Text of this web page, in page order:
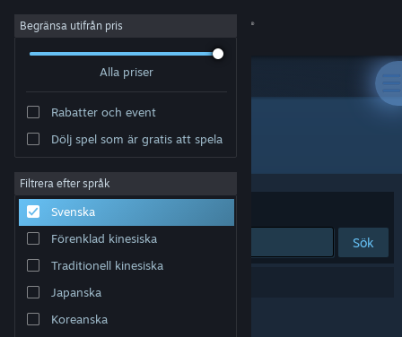
Logga in
Om
Support
Byt språk
Skaffa Steams mobilapp
Begränsa utifrån pris
Alla priser
Rabatter och event
Dölj spel som är gratis att spela
Filtrera efter språk
Svenska
Förenklad kinesiska
Traditionell kinesiska
Japanska
Koreanska
Utvecklare: SyntheticD
Sortera efter Relevans
Sök